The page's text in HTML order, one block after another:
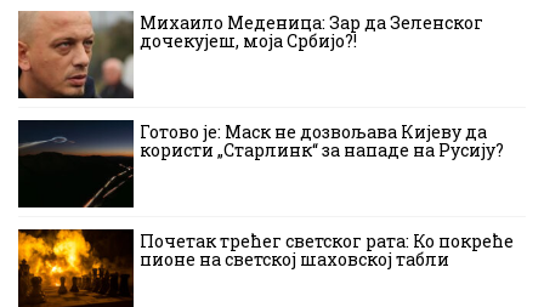
Михаило Меденица: Зар да Зеленског
дочекујеш, моја Србијо?!
Готово је: Маск не дозвољава Кијеву да
користи „Старлинк“ за нападе на Русију?
Почетак трећег светског рата: Ко покреће
пионе на светској шаховској табли